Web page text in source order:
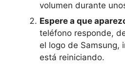
volumen durante
Espere a que
teléfono responde,
el logo de Samsung,
está reiniciando.